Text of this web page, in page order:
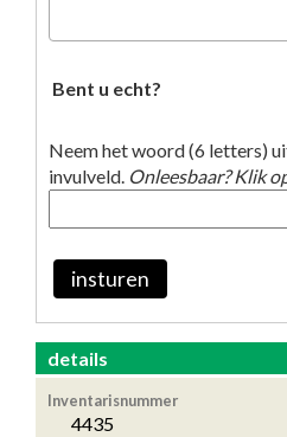
Bent u echt?
Neem het woord (6 letters)
invulveld. Onleesbaar? Klik
insturen
details
Inventarisnummer
4435